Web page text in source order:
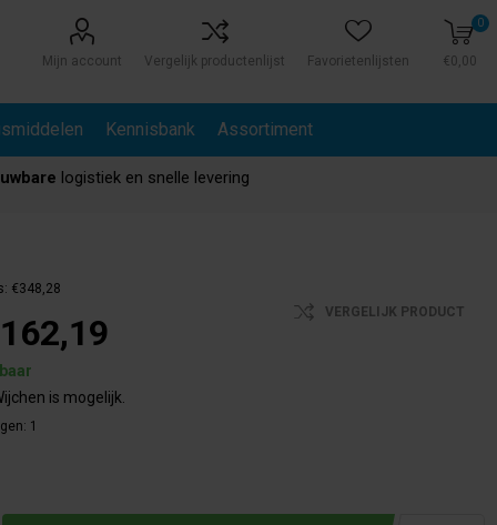
Mijn account Vergelijk productenlijst Favorietenlijsten
0
€0,00
Kennisbank Assortiment
logistiek en snelle levering
€348,28
VERGELIJK PRODUCT
is mogelijk.
1